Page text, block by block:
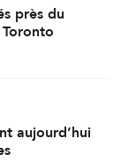
près du
aujourd’hui